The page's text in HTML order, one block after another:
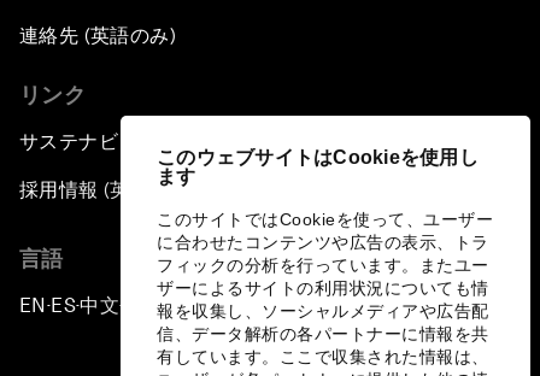
このウェブサイトはCookieを使用し
ます
このサイトではCookieを使って、ユーザー
に合わせたコンテンツや広告の表示、トラ
フィックの分析を行っています。またユー
ザーによるサイトの利用状況についても情
報を収集し、ソーシャルメディアや広告配
信、データ解析の各パートナーに情報を共
有しています。ここで収集された情報は、
連絡先 (英語のみ)
リンク
サステナビリティへの取り組み
採用情報 (英語のみ)
言語
EN ▪ES▪中文▪ 日本語